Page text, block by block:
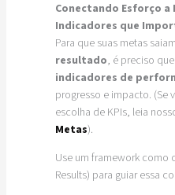
Conectando Esforço
Indicadores que
Para que suas metas
resultado, é preciso
indicadores de
progresso e impacto. (Se
escolha de KPIs, leia
Metas).
Use um framework como
Results) para guiar essa